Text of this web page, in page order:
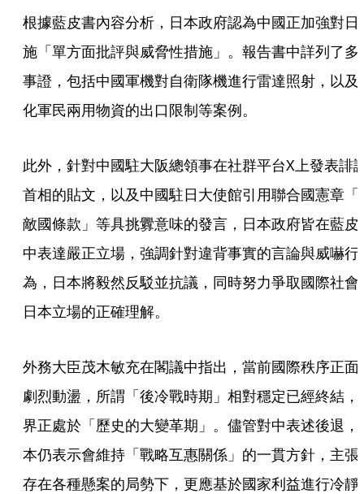
根據藍皮書內容分析，日本政府認為中國正加強對日
施「單方面批評與威脅性措施」。報告書中詳列了多
事證，包括中國軍機對自衛隊機進行雷達照射，以及
化軍民兩用物資的出口限制等案例。
此外，針對中國駐大阪總領事在社群平台X上發表誹
首相的貼文，以及中國駐日大使館引用聯合國憲章「
敵國條款」等具挑釁意味的發言，日本政府皆在藍皮
中表達嚴正立場，強調針對違背事實的言論與威嚇行
為，日本將毅然反駁並抗議，同時努力爭取國際社會
日本立場的正確理解。
外務大臣茂木敏充在閣議中指出，當前國際秩序正面
劇烈動盪，所謂「後冷戰時期」相對穩定已經終結，
界正處於「歷史的大變革期」。儘管對中表述後退，
本仍表示會維持「戰略互惠關係」的一貫方針，主張
存在各種懸案的局勢下，更應基於國家利益進行冷靜